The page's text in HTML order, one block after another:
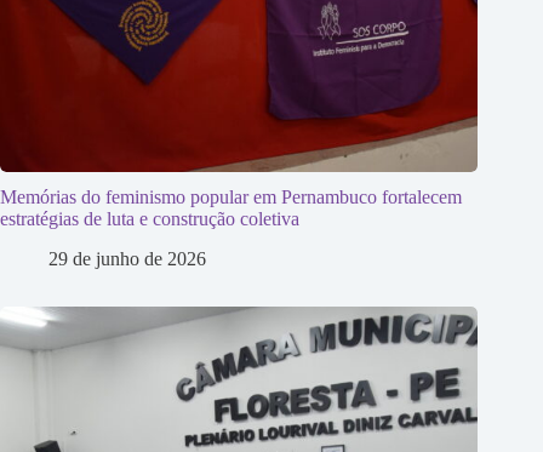
Memórias do feminismo popular em Pernambuco fortalecem
estratégias de luta e construção coletiva
29 de junho de 2026